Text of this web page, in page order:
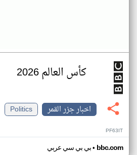
كأس العالم 2026
اخبار جزر القمر
Politics
PF63IT
بي بي سي عربي• bbc.com